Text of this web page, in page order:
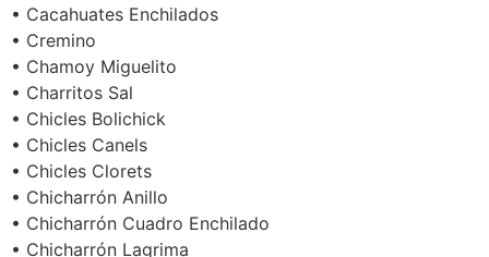
• Cacahuates Enchilados
• Cremino
• Chamoy Miguelito
• Charritos Sal
• Chicles Bolichick
• Chicles Canels
• Chicles Clorets
• Chicharrón Anillo
• Chicharrón Cuadro Enchilado
• Chicharrón Lagrima